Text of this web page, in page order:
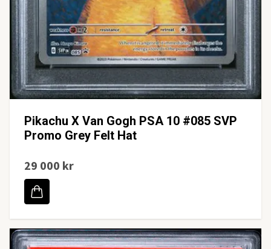
Pikachu X Van Gogh PSA 10 #085 SVP
Promo Grey Felt Hat
29 000 kr